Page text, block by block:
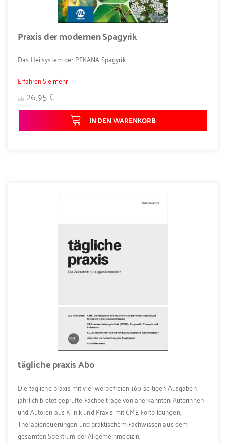
Praxis der modernen Spagyrik
Das Heilsystem der PEKANA Spagyrik
Erfahren Sie mehr
ab26,95 €
IN DEN WARENKORB
tägliche praxis Abo
Die tägliche praxis mit vier werbefreien 160-seitigen Ausgaben
jährlich bietet geprüfte Fachbeiträge von anerkannten Autorinnen
und Autoren aus Klinik und Praxis mit CME-Fortbildungen,
Therapieneuerungen und praktischem Fachwissen aus dem
gesamten Spektrum der Allgemeinmedizin.